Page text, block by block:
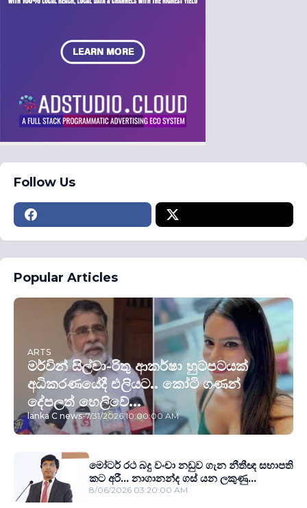
Follow Us
Popular Articles
ARTS
මර්වින් සිල්වා-රිතු ආකර්ෂා හුටපටයක්
අධිකරණයේදී එලියට.. කෝටි ගණන්
දේපලත් හෙලිවේ...
lanka C news-7/31/2026 10:00:00 AM
මෝටර් රථ බදු වංචා නඩුව ගැන නීතීඥ සභාපති
කට අරී... නාගානන්ද ගස් යන ලකුණු...
8/06/2026 03:20:00 AM